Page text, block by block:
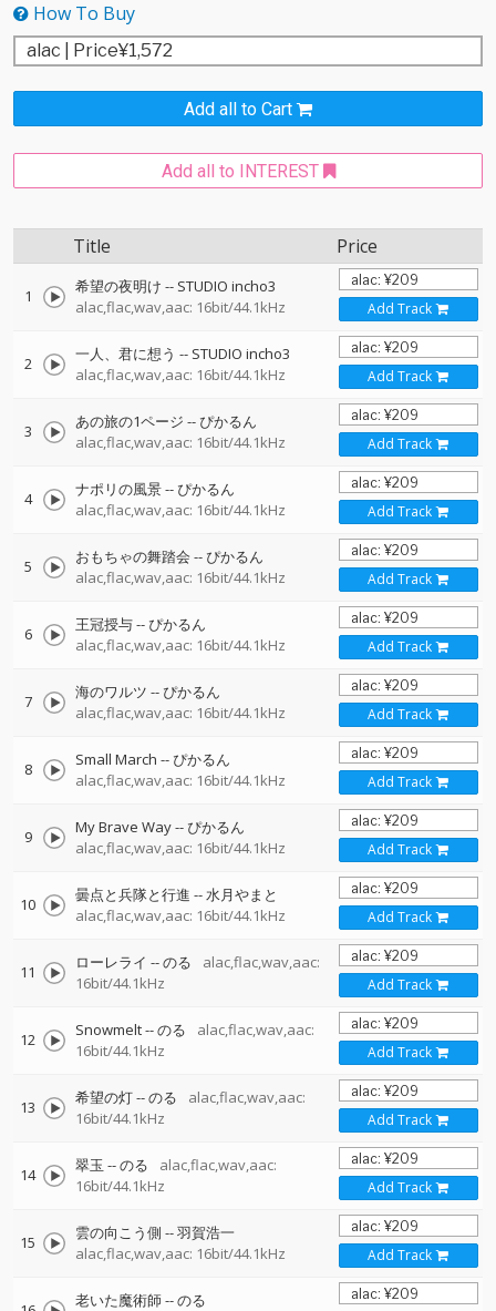
How To Buy
Add all to Cart
Add all to INTEREST
Title Price
1 希望の夜明け -- STUDIO incho3
alac,flac,wav,aac: 16bit/44.1kHz
Add Track
2 一人、君に想う -- STUDIO incho3
alac,flac,wav,aac: 16bit/44.1kHz
Add Track
3 あの旅の1ページ -- ぴかるん
alac,flac,wav,aac: 16bit/44.1kHz
Add Track
4 ナポリの風景-- ぴかるん
alac,flac,wav,aac: 16bit/44.1kHz
Add Track
5 おもちゃの舞踏会 -- ぴかるん
alac,flac,wav,aac: 16bit/44.1kHz
Add Track
6 王冠授与-- ぴかるん
alac,flac,wav,aac: 16bit/44.1kHz
Add Track
7 海のワルツ -- ぴかるん
alac,flac,wav,aac: 16bit/44.1kHz
Add Track
8 Small March -- ぴかるん
alac,flac,wav,aac: 16bit/44.1kHz
Add Track
9 My Brave Way-- ぴかるん
alac,flac,wav,aac: 16bit/44.1kHz
Add Track
10 曇点と兵隊と行進 --水月やまと
alac,flac,wav,aac: 16bit/44.1kHz
Add Track
11 ローレライ --のる
alac,flac,wav,aac:
16bit/44.1kHz
Add Track
12 Snowmelt--のる
alac,flac,wav,aac:
16bit/44.1kHz
Add Track
13 希望の灯--のる
alac,flac,wav,aac:
16bit/44.1kHz
Add Track
14 翠玉 --のる
alac,flac,wav,aac:
16bit/44.1kHz
Add Track
15 雲の向こう側 --羽賀浩一
alac,flac,wav,aac: 16bit/44.1kHz
Add Track
老いた魔術師--のる